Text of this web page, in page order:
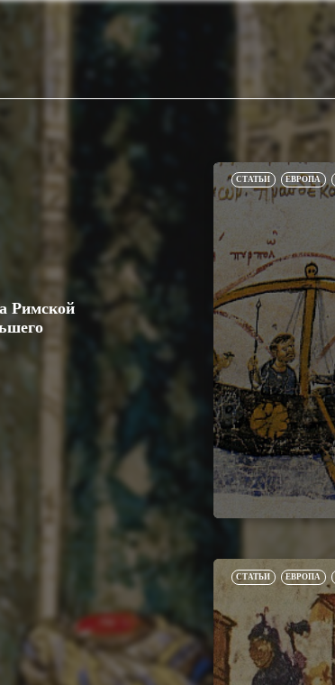
Римской
СТАТЬИ ЕВРОПА
СТАТЬИ ЕВРОПА